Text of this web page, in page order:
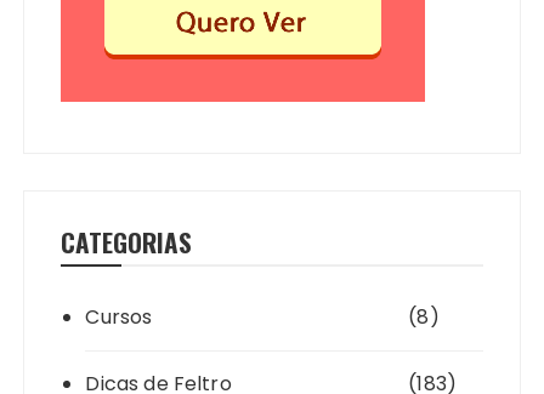
CATEGORIAS
Cursos (8)
Dicas de Feltro (183)